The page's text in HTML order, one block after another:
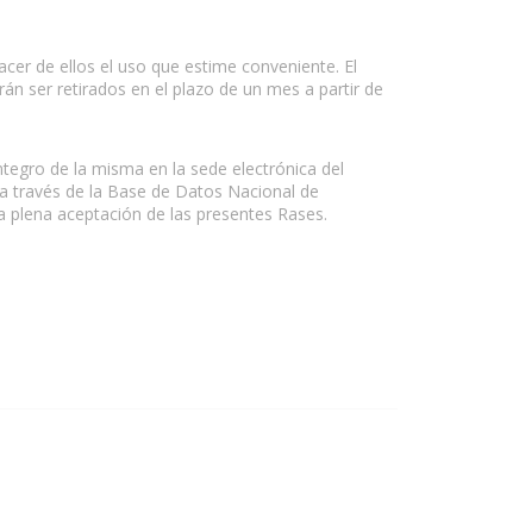
de ellos el uso que estime conveniente. El
ser retirados en el plazo de un mes a partir de
de la misma en la sede electrónica del
través de la Base de Datos Nacional de
aceptación de las presentes Rases.